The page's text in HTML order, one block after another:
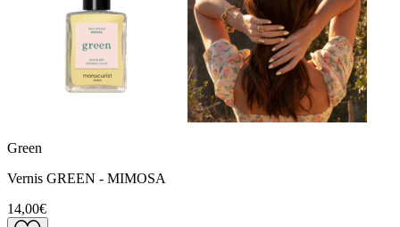
Green
Vernis GREEN - MIMOSA
14,00€